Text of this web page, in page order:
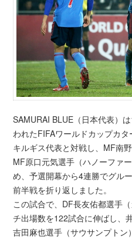
SAMURAI BLUE（日本代表）
われたFIFAワールドカップカ
キルギス代表と対戦し、MF南
MF原口元気選手（ハノーファ
め、予選開幕から4連勝でグル
前半戦を折り返しました。
この試合で、DF長友佑都選手
チ出場数を122試合に伸ばし、
吉田麻也選手（サウサンプト